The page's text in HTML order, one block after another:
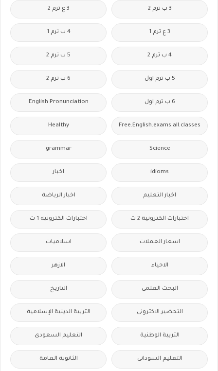
3 ب ترم 2 3 ع ترم 2
3 ع ترم 1 4 ب ترم 1
4 ب ترم 2 5 ب ترم 2
5 ب ترم اول 6 ب ترم 2
6 ب ترم اول English Pronunciation
Free.English.exams.all.classes
Healthy
Science
grammar
idioms اخبار
اخبار التعليم اخبار الرياضة
اختبارات الكترونية 2 ث اختبارات الكترونيه 1 ث
اسعار العملات اسلاميات
الاحياء الازهر
البحث العلمى التاريخ
التحضير الاكترونى التربية الدينية الإسلامية
التربية الوطنية التعليم السعودى
التعليم السودانى الثانوية العامة